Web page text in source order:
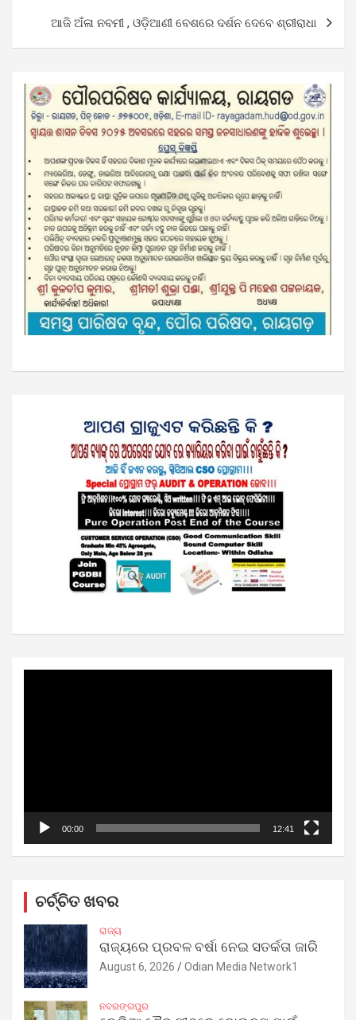
ଆଜି ଅଁଳା ନବମୀ , ଓଡ଼ିଆଣୀ ବେଶରେ ଦର୍ଶନ ଦେବେ ଶ୍ରୀରାଧା
00:00 12:41
ଚର୍ଚ୍ଚିତ ଖବର
ରାଜ୍ୟ
ରାଜ୍ୟରେ ପ୍ରବଳ ବର୍ଷା ନେଇ ସତର୍କତା ଜାରି
August 6, 2026 Odian Media Network1
ନବରଙ୍ଗପୁର